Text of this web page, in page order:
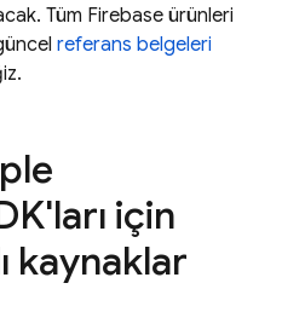
Tüm Firebase ürünleri
referans belgeleri
için
kaynaklar